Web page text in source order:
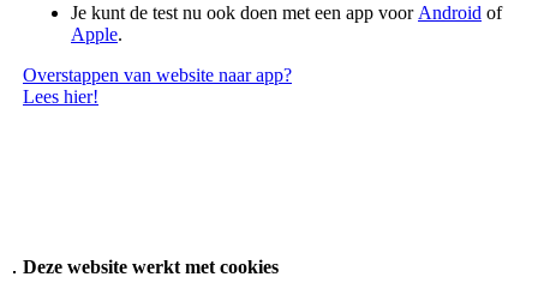
Je kunt de test nu ook doen met een app voor Android of
Apple.
Overstappen van website naar app?
Lees hier!
Deze website werkt met cookies